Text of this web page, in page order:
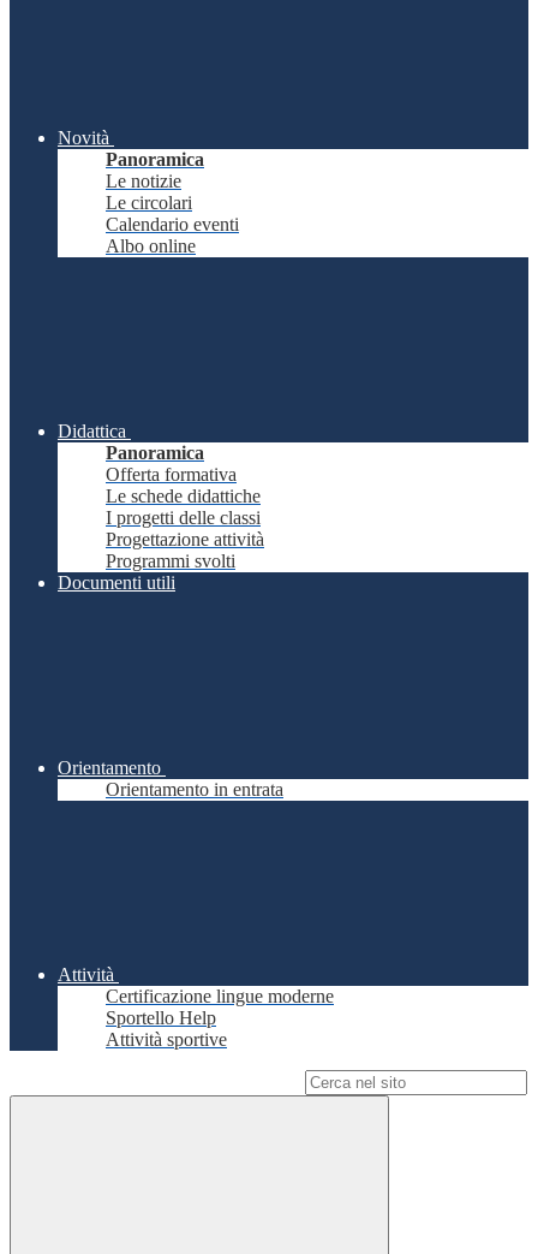
Novità
Panoramica
Le notizie
Le circolari
Calendario eventi
Albo online
Didattica
Panoramica
Offerta formativa
Le schede didattiche
I progetti delle classi
Progettazione attività
Programmi svolti
Documenti utili
Orientamento
Orientamento in entrata
Attività
Certificazione lingue moderne
Sportello Help
Attività sportive